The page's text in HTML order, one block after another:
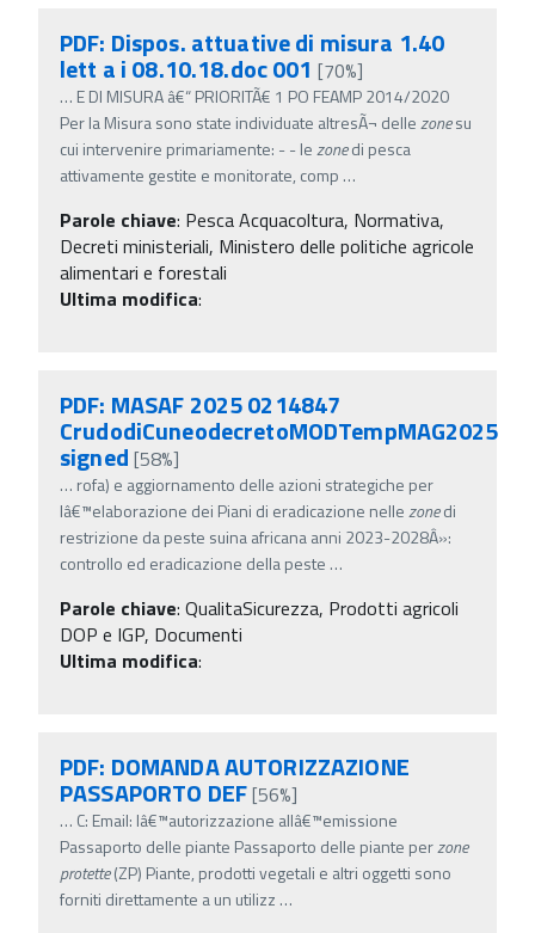
PDF: Dispos. attuative di misura 1.40
lett a i 08.10.18.doc 001 [70%]
… E DI MISURA â€“ PRIORITÃ€ 1 PO FEAMP 2014/2020
Per la Misura sono state individuate altresÃ¬ dellezonesu
cui intervenire primariamente: - - lezonedi pesca
attivamente gestite e monitorate, comp …
Parole chiave: Pesca Acquacoltura, Normativa,
Decreti ministeriali, Ministero delle politiche agricole
alimentari e forestali
Ultima modifica:
PDF: MASAF 2025 0214847
CrudodiCuneodecretoMODTempMAG2025
signed [58%]
… rofa) e aggiornamento delle azioni strategiche per
lâ€™elaborazione dei Piani di eradicazione nellezonedi
restrizione da peste suina africana anni 2023-2028Â»:
controllo ed eradicazione della peste …
Parole chiave: QualitaSicurezza, Prodotti agricoli
DOP e IGP, Documenti
Ultima modifica:
PDF: DOMANDA AUTORIZZAZIONE
PASSAPORTO DEF[56%]
… C: Email: lâ€™autorizzazione allâ€™emissione
Passaporto delle piante Passaporto delle piante perzone
protette(ZP) Piante, prodotti vegetali e altri oggetti sono
forniti direttamente a un utilizz …